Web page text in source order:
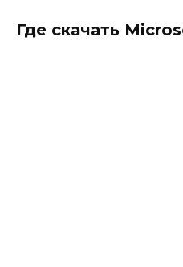
Где скачать